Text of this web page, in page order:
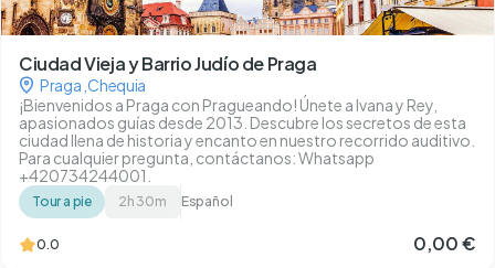
Ciudad Vieja y Barrio Judío de Praga
Praga Chequia
¡Bienvenidos a Praga con Pragueando! Únete a Ivana y Rey,
apasionados guías desde 2013. Descubre los secretos de esta
ciudad llena de historia y encanto en nuestro recorrido auditivo.
Para cualquier pregunta, contáctanos: Whatsapp
+420734244001.
Tour a pie 2h 30m Español
0.0 0,00 €